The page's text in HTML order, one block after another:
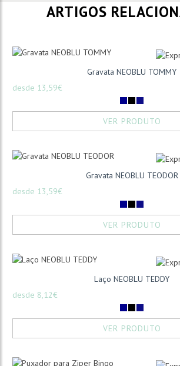
ARTIGOS
Gravata NEOBLU TOMMY
desde 13,59€
VER PRODUTO
Gravata NEOBLU TEODOR
desde 13,59€
VER PRODUTO
Laço NEOBLU TEDDY
desde 8,12€
VER PRODUTO